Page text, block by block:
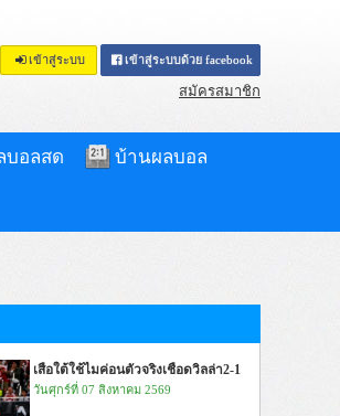
เข้าสู่ระบบ เข้าสู่ระบบด้วย facebook
สมัครสมาชิก
บอลสด บ้านผลบอล
เสือใต้ใช้ไมค่อนตัวจริงเชือดวิลล่า2-1
วันศุกร์ที่ 07 สิงหาคม 2569